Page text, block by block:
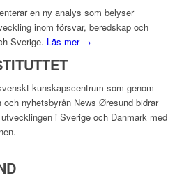
en ny analys som belyser
inom försvar, beredskap och
Sverige. Läs mer →
kunskapscentrum som genom
nyhetsbyrån News Øresund bidrar
i Sverige och Danmark med